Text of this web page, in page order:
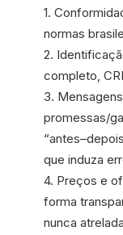
1.
normas
2.
completo,
3.
promessas/
que induza
4. Preços e
forma
nunca